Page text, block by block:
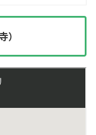
）